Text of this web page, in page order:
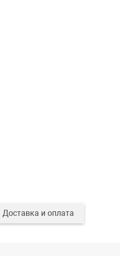
Доставка и оплата